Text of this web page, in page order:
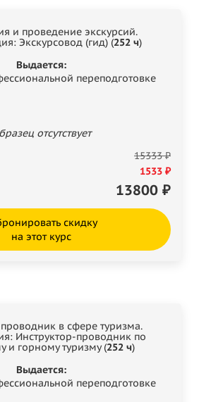
и проведение экскурсий.
Экскурсовод (гид) (252 ч)
Выдается:
переподготовке
отсутствует
15333 ₽
1533 ₽
13800 ₽
скидку
на этот курс
в сфере туризма.
Инструктор-проводник по
и горному туризму (252 ч)
Выдается:
переподготовке